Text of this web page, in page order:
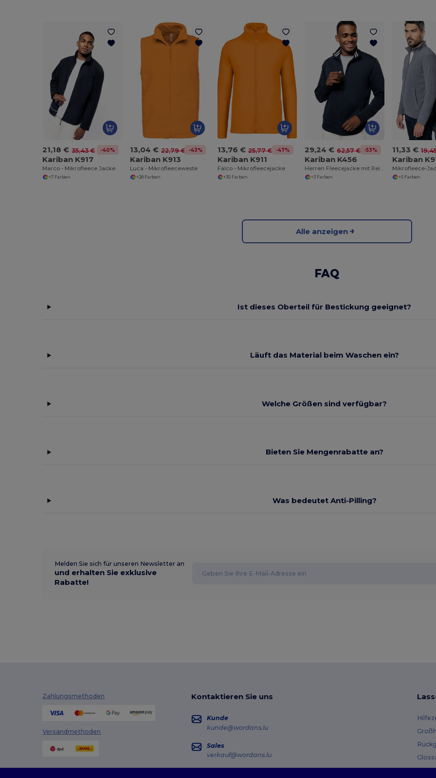
21,18 € 35,43 € -40%
Kariban K917
Marco - Mikrofleece Jacke
+7 Farben
13,04 € 22,79 € -43%
Kariban K913
Luca - Mikrofleeceweste
+28 Farben
13,76 € 25,77 € -47%
Kariban K911
Falco - Mikrofleecejacke
+30 Farben
29,24 € 62,57 € -53%
Kariban K456
Herren Fleecejacke mit Reißverschluss und Kontrastkragen
+3 Farben
11,33 €
Kariban
+5 Farben
Alle anzeigen
FAQ
Ist dieses Oberteil für Bestickung geeignet?
Läuft das Material beim Waschen ein?
Welche Größen sind verfügbar?
Bieten Sie Mengenrabatte an?
Was bedeutet Anti-Pilling?
Melden Sie sich für unseren Newsletter an
und erhalten Sie exklusive
Rabatte!
Zahlungsmethoden
Versandmethoden
Kontaktieren Sie uns
Kunde
kunde@wordans.lu
Sales
verkauf@wordans.lu